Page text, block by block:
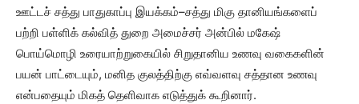
ஊட்டச் சத்து பாதுகாப்பு இயக்கம்–சத்து மிகு தானியங்களைப்
பற்றி பள்ளிக் கல்வித் துறை அமைச்சர் அன்பில் மகேஷ்
பொய்மொழி உரையாற்றுகையில் சிறுதானிய உணவு வகைகளின்
பயன் பாட்டையும், மனித குலத்திற்கு எவ்வளவு சத்தான உணவு
என்பதையும் மிகத் தெளிவாக எடுத்துக் கூறினார்.